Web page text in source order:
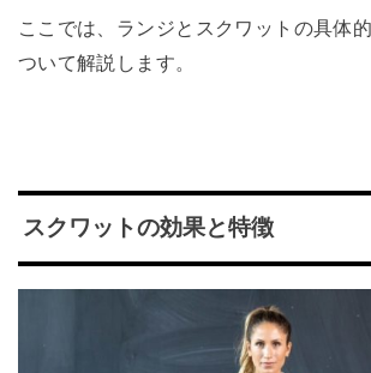
ここでは、ランジとスクワットの具体
ついて解説します。
スクワットの効果と特徴